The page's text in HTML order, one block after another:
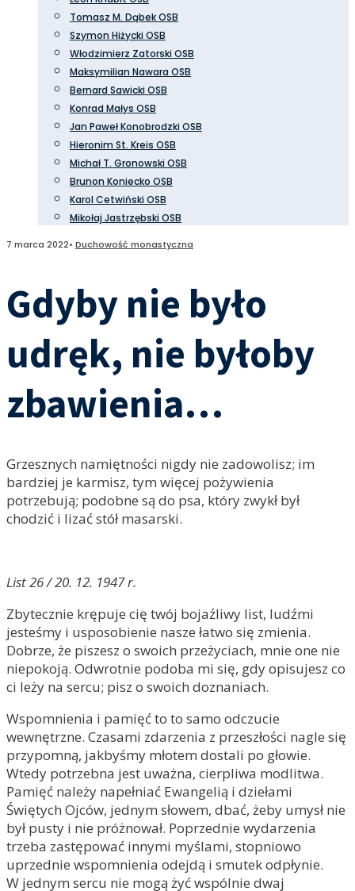
Tomasz M. Dąbek OSB
Szymon Hiżycki OSB
Włodzimierz Zatorski OSB
Maksymilian Nawara OSB
Bernard Sawicki OSB
Konrad Małys OSB
Jan Paweł Konobrodzki OSB
Hieronim St. Kreis OSB
Michał T. Gronowski OSB
Brunon Koniecko OSB
Karol Cetwiński OSB
Mikołaj Jastrzębski OSB
7 marca 2022• Duchowość monastyczna
Gdyby nie było
udręk, nie byłoby
zbawienia…
Grzesznych namiętności nigdy nie zadowolisz; im
bardziej je karmisz, tym więcej pożywienia
potrzebują; podobne są do psa, który zwykł był
chodzić i lizać stół masarski.
List 26 / 20. 12. 1947 r.
Zbytecznie krępuje cię twój bojaźliwy list, ludźmi
jesteśmy i usposobienie nasze łatwo się zmienia.
Dobrze, że piszesz o swoich przeżyciach, mnie one nie
niepokoją. Odwrotnie podoba mi się, gdy opisujesz co
ci leży na sercu; pisz o swoich doznaniach.
Wspomnienia i pamięć to to samo odczucie
wewnętrzne. Czasami zdarzenia z przeszłości nagle się
przypomną, jakbyśmy młotem dostali po głowie.
Wtedy potrzebna jest uważna, cierpliwa modlitwa.
Pamięć należy napełniać Ewangelią i dziełami
Świętych Ojców, jednym słowem, dbać, żeby umysł nie
był pusty i nie próżnował. Poprzednie wydarzenia
trzeba zastępować innymi myślami, stopniowo
uprzednie wspomnienia odejdą i smutek odpłynie.
W jednym sercu nie mogą żyć wspólnie dwaj